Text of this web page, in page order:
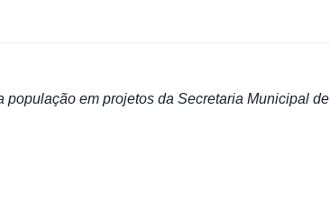
em projetos da Secretaria Municipal de